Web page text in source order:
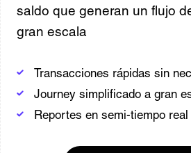
saldo que generan un flujo
gran escala
Transacciones rápidas sin
Journey simplificado a gran
Reportes en semi-tiempo real